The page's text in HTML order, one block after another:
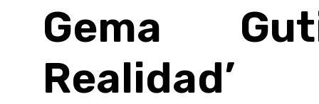
Gema
Realidad’